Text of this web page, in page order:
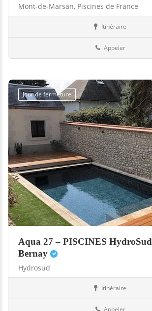
Mont-de-Marsan, Piscines de France
Itinéraire
Appeler
Jour de fermeture
Aqua 27 – PISCINES HydroSud
Bernay
Hydrosud
Itinéraire
Appeler